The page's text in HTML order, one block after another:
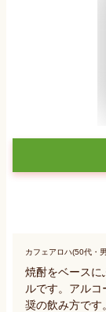
カフェアロハ(50代・
焼酎をベースに
ルです。アル
奨の飲み方です。